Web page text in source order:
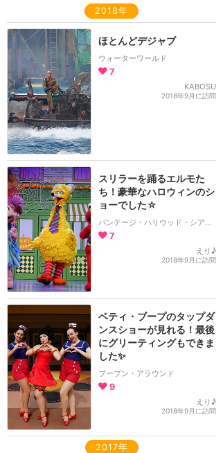
2018年
ほとんどデジャブ
ウォーターワールド
7
KABOSU
2018年9月に訪問
スリラーを踊るエルモた
ち！豪華なハロウィンのシ
ョーでした☆
パンテージ・ハリウッド・シアター
7
えり♪
2018年9月に訪問
ベティ・ブープのタップダ
ンスショーが見れる！最後
にグリーティングもできま
した✨
ブープン・アラウンド
9
えり♪
2018年9月に訪問
2017年